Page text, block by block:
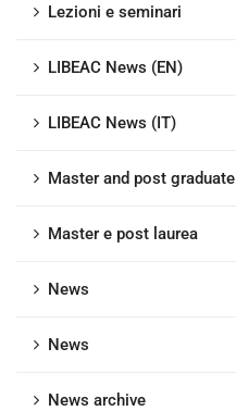
Lezioni e seminari
LIBEAC News (EN)
LIBEAC News (IT)
Master and post graduate
Master e post laurea
News
News
News archive